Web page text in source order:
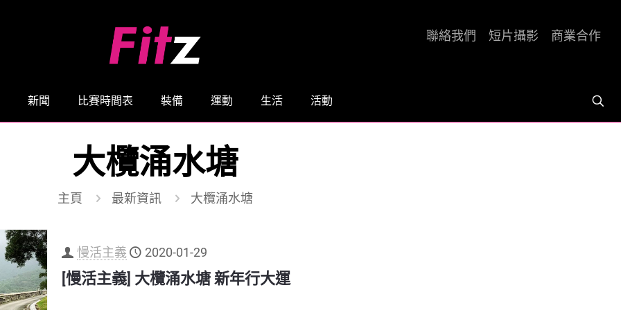
新聞 比賽時間表 裝備 運動 生活 活動
聯絡我們 短片攝影 商業合作
大欖涌水塘
主頁 最新資訊 大欖涌水塘
慢活主義 2020-01-29
[慢活主義] 大欖涌水塘 新年行大運